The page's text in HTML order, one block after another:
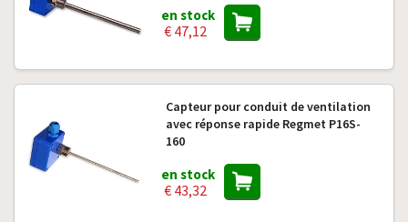
en stock
€ 47,12
Capteur pour conduit de ventilation
avec réponse rapide Regmet P16S-
160
en stock
€ 43,32